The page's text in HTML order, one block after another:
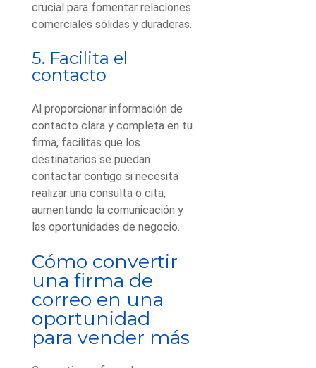
crucial para fomentar relaciones
comerciales sólidas y duraderas.
5. Facilita el
contacto
Al proporcionar información de
contacto clara y completa en tu
firma, facilitas que los
destinatarios se puedan
contactar contigo si necesita
realizar una consulta o cita,
aumentando la comunicación y
las oportunidades de negocio.
Cómo convertir
una firma de
correo en una
oportunidad
para vender más